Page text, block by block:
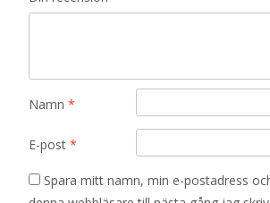
Namn *
E-post *
Spara mitt namn, min e-postadress